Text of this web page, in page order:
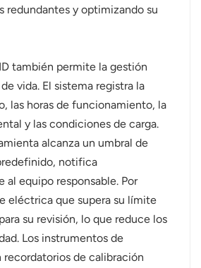
redundantes y optimizando su
también permite la gestión
vida. El sistema registra la
las horas de funcionamiento, la
y las condiciones de carga.
alcanza un umbral de
notifica
equipo responsable. Por
eléctrica que supera su límite
su revisión, lo que reduce los
Los instrumentos de
de calibración